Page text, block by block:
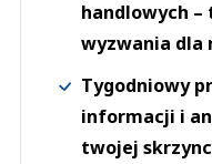
handlowych –
wyzwania dla
Tygodniowy
informacji i
twojej